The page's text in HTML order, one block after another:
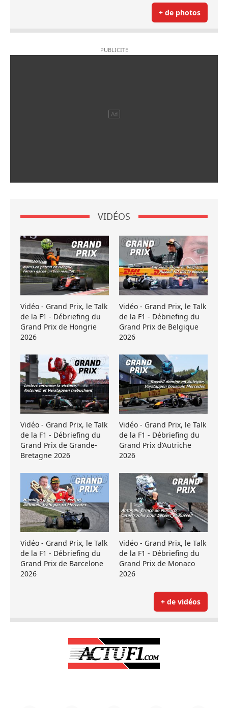
+ de photos
VIDÉOS
Vidéo - Grand Prix, le Talk
de la F1 - Débriefing du
Grand Prix de Hongrie
2026
Vidéo - Grand Prix, le Talk
de la F1 - Débriefing du
Grand Prix de Belgique
2026
Vidéo - Grand Prix, le Talk
de la F1 - Débriefing du
Grand Prix de Grande-
Bretagne 2026
Vidéo - Grand Prix, le Talk
de la F1 - Débriefing du
Grand Prix d’Autriche
2026
Vidéo - Grand Prix, le Talk
de la F1 - Débriefing du
Grand Prix de Barcelone
2026
Vidéo - Grand Prix, le Talk
de la F1 - Débriefing du
Grand Prix de Monaco
2026
+ de vidéos